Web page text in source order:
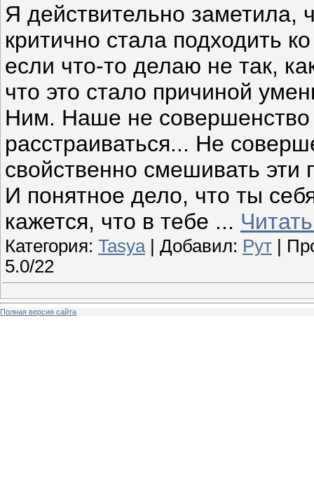
Я действительно заметила,
критично стала подходить
если что-то делаю не так,
что это стало причиной
Ним. Наше не совершенство
расстраиваться... Не
свойственно смешивать эти
И понятное дело, что ты
кажется, что в тебе ...
Категория: Tasya| Добавил: Рут |
5.0/22
Полная версия сайта